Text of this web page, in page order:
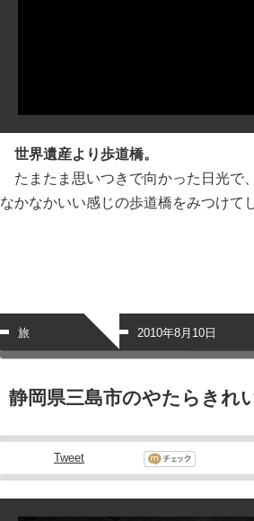
世界遺産より歩道橋。
たまたま思いつきで向かった日光で、
なかなかいい感じの歩道橋をみつけて
旅 2010年8月10日
静岡県三島市のやたらきれ
Tweet